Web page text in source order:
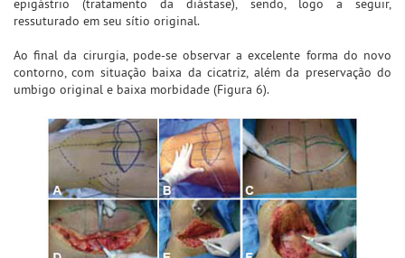
epigástrio (tratamento da diástase), sendo, logo a seguir,
ressuturado em seu sítio original.
Ao final da cirurgia, pode-se observar a excelente forma do novo
contorno, com situação baixa da cicatriz, além da preservação do
umbigo original e baixa morbidade (Figura 6).